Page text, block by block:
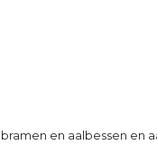
en aalbessen en